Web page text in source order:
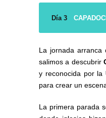
Día 3
La jornada arranca
salimos a descubrir
y reconocida por la
para crear un
La primera parada